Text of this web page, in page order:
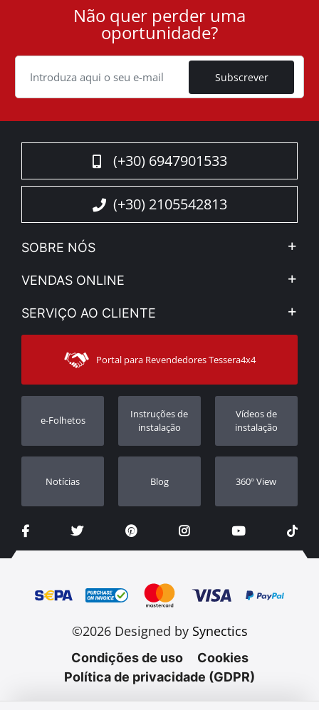
Cookie
Não quer perder uma
oportunidade?
Subscrever
(+30) 6947901533
(+30) 2105542813
SOBRE NÓS
A Companhia
Notícias
Sitemap
VENDAS ONLINE
Minha Conta
Modos de Enviο
SERVIÇO AO CLIENTE
Contacto
Apoio ao cliente
Rastrear ordem
Revendedores
Portal para Revendedores Tessera4x4
e-Folhetos
Instruções de
instalação
Vídeos de
instalação
Notícias Blog 360º View
©2026 Designed by Synectics
Condições de uso
Cookies
Política de privacidade (GDPR)